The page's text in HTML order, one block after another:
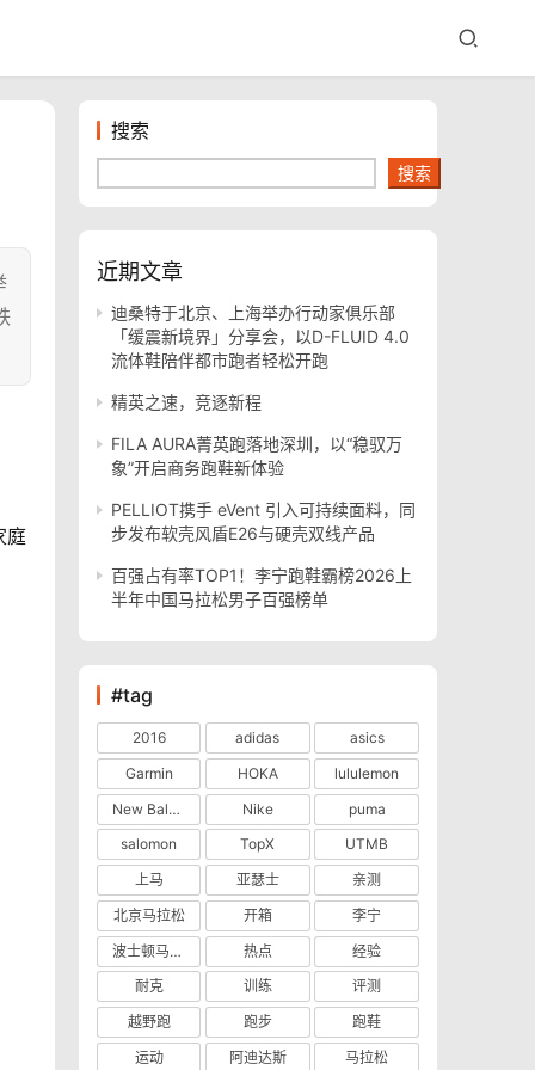
庭
搜索
搜索
近期文章
迪桑特于北京、上海举办行动家俱乐部
「缓震新境界」分享会，以D-FLUID 4.0
流体鞋陪伴都市跑者轻松开跑
精英之速，竞逐新程
FILA AURA菁英跑落地深圳，以“稳驭万
象”开启商务跑鞋新体验
PELLIOT携手 eVent 引入可持续面料，同
步发布软壳风盾E26与硬壳双线产品
百强占有率TOP1！李宁跑鞋霸榜2026上
半年中国马拉松男子百强榜单
#tag
2016 adidas
asics
Garmin
HOKA
lululemon
New Balance
Nike
puma
salomon
TopX
UTMB
上马
亚瑟士
亲测
北京马拉松
开箱
李宁
波士顿马拉松
热点
经验
耐克
训练
评测
越野跑
跑步
跑鞋
运动
阿迪达斯 马拉松